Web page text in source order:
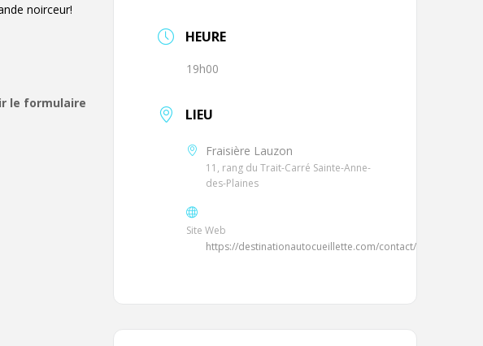
noirceur!
le formulaire
HEURE
19h00
LIEU
Fraisière Lauzon
11, rang du Trait-Carré Sainte-Anne-
des-Plaines
Site Web
https://destinationautocueillette.com/contact/